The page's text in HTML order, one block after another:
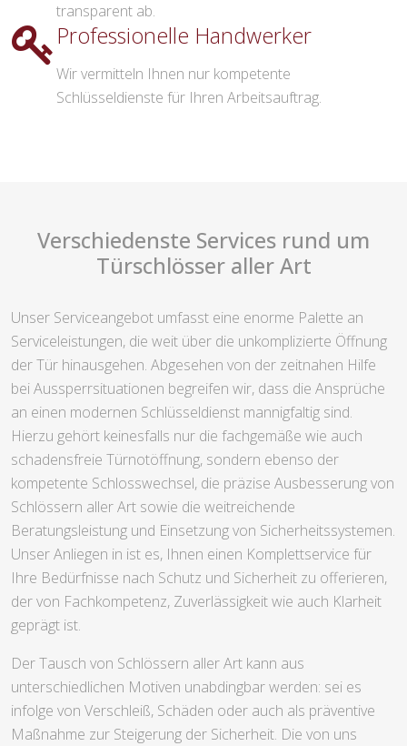
transparent ab.
Professionelle Handwerker
Wir vermitteln Ihnen nur kompetente
Schlüsseldienste für Ihren Arbeitsauftrag.
Verschiedenste Services rund um
Türschlösser aller Art
Unser Serviceangebot umfasst eine enorme Palette an
Serviceleistungen, die weit über die unkomplizierte Öffnung
der Tür hinausgehen. Abgesehen von der zeitnahen Hilfe
bei Aussperrsituationen begreifen wir, dass die Ansprüche
an einen modernen Schlüsseldienst mannigfaltig sind.
Hierzu gehört keinesfalls nur die fachgemäße wie auch
schadensfreie Türnotöffnung, sondern ebenso der
kompetente Schlosswechsel, die präzise Ausbesserung von
Schlössern aller Art sowie die weitreichende
Beratungsleistung und Einsetzung von Sicherheitssystemen.
Unser Anliegen in ist es, Ihnen einen Komplettservice für
Ihre Bedürfnisse nach Schutz und Sicherheit zu offerieren,
der von Fachkompetenz, Zuverlässigkeit wie auch Klarheit
geprägt ist.
Der Tausch von Schlössern aller Art kann aus
unterschiedlichen Motiven unabdingbar werden: sei es
infolge von Verschleiß, Schäden oder auch als präventive
Maßnahme zur Steigerung der Sicherheit. Die von uns